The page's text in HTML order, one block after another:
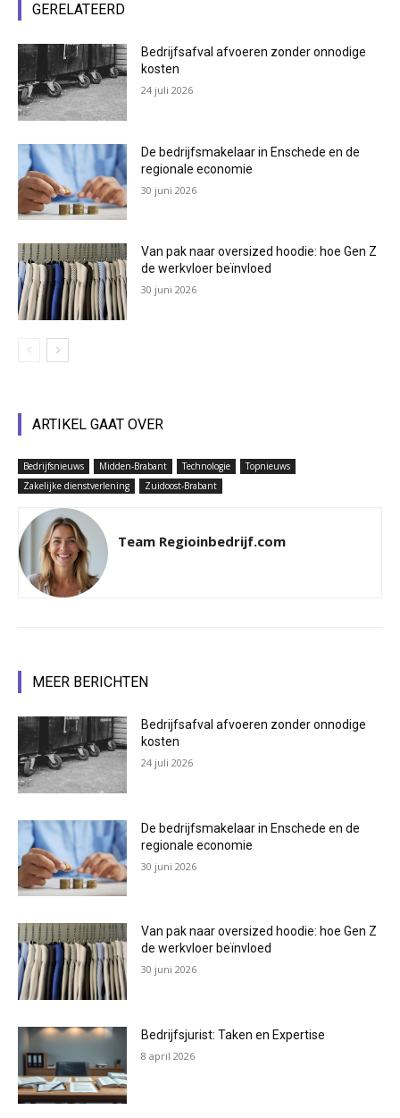
GERELATEERD
Bedrijfsafval afvoeren zonder onnodige
kosten
24 juli 2026
De bedrijfsmakelaar in Enschede en de
regionale economie
30 juni 2026
Van pak naar oversized hoodie: hoe Gen Z
de werkvloer beïnvloed
30 juni 2026
ARTIKEL GAAT OVER
Bedrijfsnieuws Midden-Brabant Technologie
Topnieuws
Zakelijke dienstverlening
Zuidoost-Brabant
Team Regioinbedrijf.com
MEER BERICHTEN
Bedrijfsafval afvoeren zonder onnodige
kosten
24 juli 2026
De bedrijfsmakelaar in Enschede en de
regionale economie
30 juni 2026
Van pak naar oversized hoodie: hoe Gen Z
de werkvloer beïnvloed
30 juni 2026
Bedrijfsjurist: Taken en Expertise
8 april 2026